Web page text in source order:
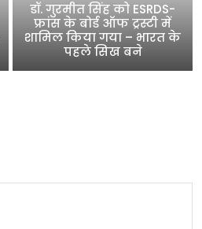
डॉ. गुरमीत सिंह को ESRDS-
फ्रांस के बोर्ड ऑफ ट्रस्टी में
शामिल किया गया – भारत के
पहले सिख बने